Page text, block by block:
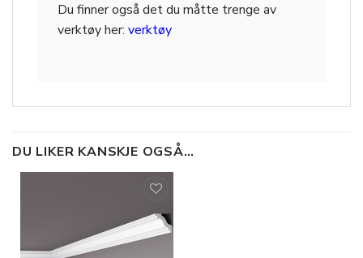
Du finner også det du måtte trenge av
verktøy her: verktøy
DU LIKER KANSKJE OGSÅ…
Legg til
i